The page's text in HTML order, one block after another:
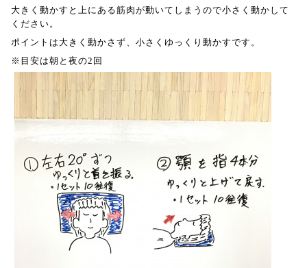
大きく動かすと上にある筋肉が動いてしまうので小さく動かして
ください。
ポイントは大きく動かさず、小さくゆっくり動かすです。
※目安は朝と夜の2回